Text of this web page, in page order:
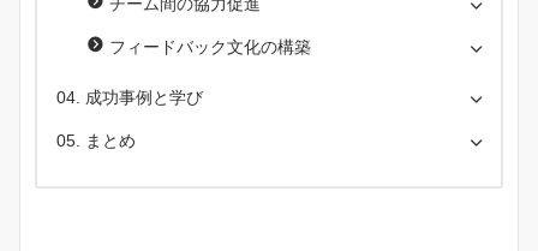
チーム間の協力促進
フィードバック文化の構築
成功事例と学び
まとめ